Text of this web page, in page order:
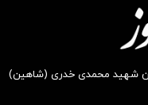
شهید محمدی خدری (شاهین)